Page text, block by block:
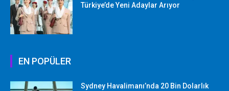
Türkiye’de Yeni Adaylar Arıyor
EN POPÜLER
Sydney Havalimanı’nda 20 Bin Dolarlık